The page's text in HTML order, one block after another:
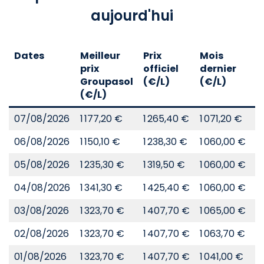
aujourd'hui
Dates
Meilleur
prix
Groupasol
(€/L)
Prix
officiel
(€/L)
Mois
dernier
(€/L)
07/08/2026 1 177,20 € 1 265,40 € 1 071,20 €
06/08/2026
1 150,10 € 1 238,30 € 1 060,00 €
05/08/2026
1 235,30 € 1 319,50 € 1 060,00 €
04/08/2026
1 341,30 € 1 425,40 € 1 060,00 €
03/08/2026
1 323,70 € 1 407,70 € 1 065,00 €
02/08/2026
1 323,70 € 1 407,70 € 1 063,70 €
01/08/2026
1 323,70 € 1 407,70 € 1 041,00 €